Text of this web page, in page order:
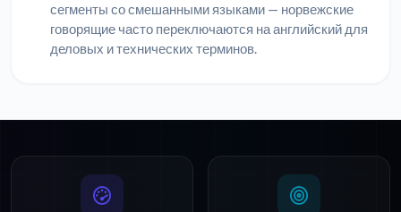
сегменты со смешанными языками — норвежские
говорящие часто переключаются на английский для
деловых и технических терминов.